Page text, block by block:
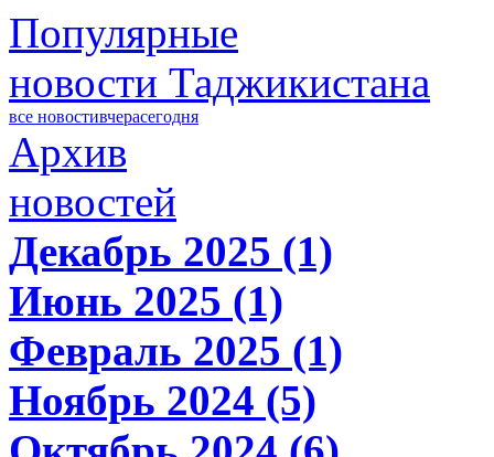
Популярные
новости Таджикистана
все новостивчерасегодня
Архив
новостей
Декабрь 2025 (1)
Июнь 2025 (1)
Февраль 2025 (1)
Ноябрь 2024 (5)